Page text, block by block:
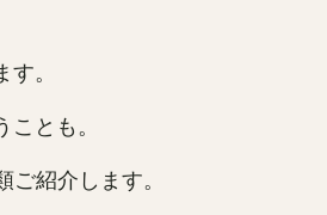
。
とも。
紹介します。